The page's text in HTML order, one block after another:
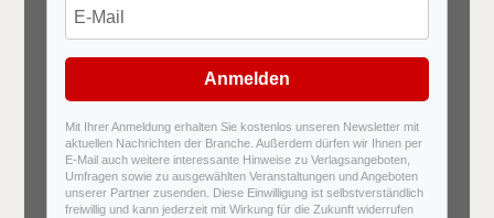
Anmelden
Mit Ihrer Anmeldung erhalten Sie kostenlos unseren Newsletter mit
aktuellen Nachrichten der Branche. Außerdem dürfen wir Ihnen per
E-Mail auch weitere interessante Hinweise zu Verlagsangeboten,
Umfragen sowie zu ausgewählten Veranstaltungen und Angeboten
unserer Partner zusenden. Diese Einwilligung ist selbstverständlich
freiwillig und kann jederzeit mit Wirkung für die Zukunft widerrufen